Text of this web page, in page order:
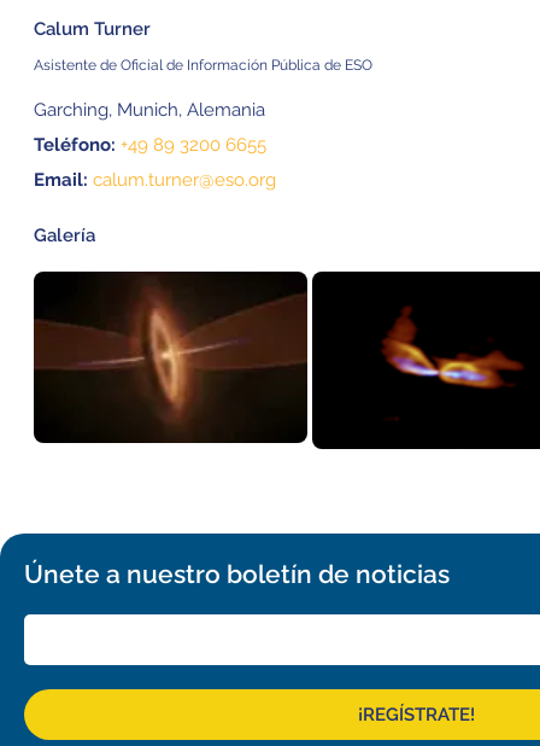
Calum Turner
Asistente de Oficial de Información Pública de ESO
Garching, Munich, Alemania
Teléfono: +49 89 3200 6655
Email: calum.turner@eso.org
Galería
Únete a nuestro boletín de noticias
¡REGÍSTRATE!